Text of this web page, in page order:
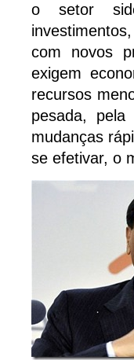
o setor
com novos
exigem
recursos
pesada,
mudanças
se efetivar, o